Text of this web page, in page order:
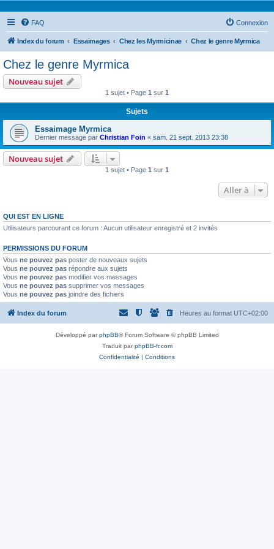
FAQ Connexion
Index du forum Essaimages Chez les Myrmicinae Chez le genre Myrmica
Chez le genre Myrmica
Nouveau sujet
1 sujet • Page 1 sur 1
Sujets
Essaimage Myrmica
Dernier message par Christian Foin « sam. 21 sept. 2013 23:38
Nouveau sujet
1 sujet • Page 1 sur 1
Aller à
QUI EST EN LIGNE
Utilisateurs parcourant ce forum : Aucun utilisateur enregistré et 2 invités
PERMISSIONS DU FORUM
Vous ne pouvez pas poster de nouveaux sujets
Vous ne pouvez pas répondre aux sujets
Vous ne pouvez pas modifier vos messages
Vous ne pouvez pas supprimer vos messages
Vous ne pouvez pas joindre des fichiers
Index du forum Heures au format UTC+02:00
Développé parphpBB® Forum Software © phpBB Limited
Traduit parphpBB-fr.com
Confidentialité | Conditions